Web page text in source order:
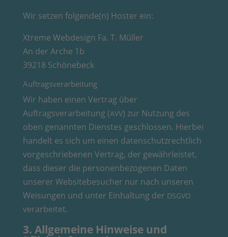
Wir setzen folgende(n) Hoster ein:
Xtreme Webdesign Fa. T. Müller
An der Arche 1b
39218 Schönebeck
Auftragsverarbeitung
Wir haben einen Vertrag über
Auftragsverarbeitung (AVV) zur Nutzung des
oben genannten Dienstes geschlossen. Hierbei
handelt es sich um einen datenschutzrechtlich
vorgeschriebenen Vertrag, der gewährleistet,
dass dieser die personenbezogenen Daten
unserer Websitebesucher nur nach unseren
Weisungen und unter Einhaltung der DSGVO
verarbeitet.
3. Allgemeine Hinweise und